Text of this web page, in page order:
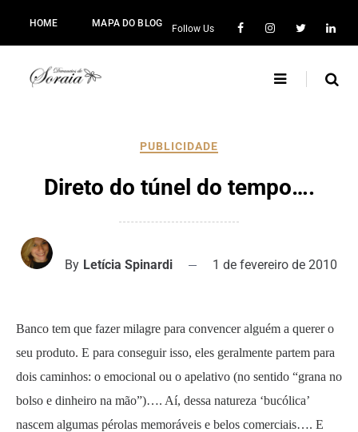
HOME MAPA DO BLOG
Follow Us
PUBLICIDADE
Direto do túnel do tempo….
By Letícia Spinardi 1 de fevereiro de 2010
Banco tem que fazer milagre para convencer alguém a querer o
seu produto. E para conseguir isso, eles geralmente partem para
dois caminhos: o emocional ou o apelativo (no sentido “grana no
bolso e dinheiro na mão”)…. Aí, dessa natureza ‘bucólica’
nascem algumas pérolas memoráveis e belos comerciais…. E